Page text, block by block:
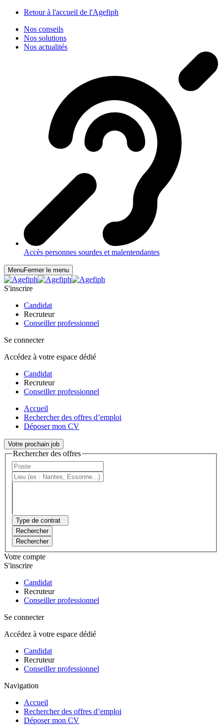
Retour à l'accueil de l'Agefiph
Nos conseils
Nos solutions
Nos actualités
Accès personnes sourdes et malentendantes
MenuFermer le menu
S'inscrire
Candidat
Recruteur
Conseiller professionnel
Se connecter
Accédez à votre espace dédié
Candidat
Recruteur
Conseiller professionnel
Accueil
Rechercher des offres d’emploi
Déposer mon CV
Votre prochain job
Rechercher des offres
Type de contrat
Rechercher
Rechercher
Votre compte
S'inscrire
Candidat
Recruteur
Conseiller professionnel
Se connecter
Accédez à votre espace dédié
Candidat
Recruteur
Conseiller professionnel
Navigation
Accueil
Rechercher des offres d’emploi
Déposer mon CV